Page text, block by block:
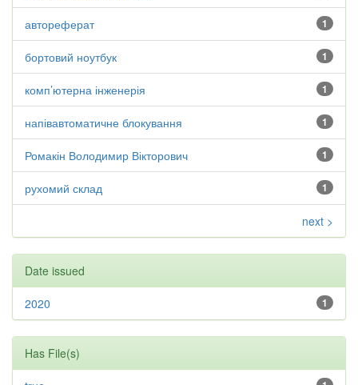
1
автореферат
1
бортовий ноутбук
1
комп’ютерна інженерія
1
напівавтоматичне блокування
1
Ромакін Володимир Вікторович
1
рухомий склад
next >
Date issued
1
2020
Has File(s)